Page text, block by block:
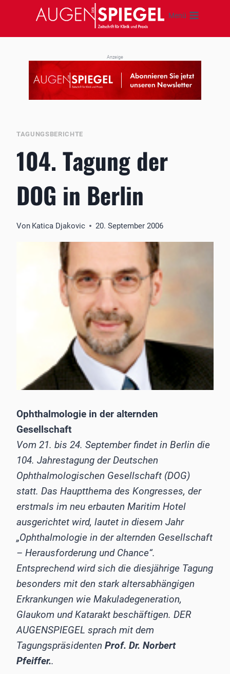
springen
Menü
Anzeige
TAGUNGSBERICHTE
104. Tagung der
DOG in Berlin
Von Katica Djakovic 20. September 2006
Ophthalmologie in der alternden
Gesellschaft
Vom 21. bis 24. September findet in Berlin die
104. Jahrestagung der Deutschen
Ophthalmologischen Gesellschaft (DOG)
statt. Das Hauptthema des Kongresses, der
erstmals im neu erbauten Maritim Hotel
ausgerichtet wird, lautet in diesem Jahr
„Ophthalmologie in der alternden Gesellschaft
– Herausforderung und Chance“.
Entsprechend wird sich die diesjährige Tagung
besonders mit den stark altersabhängigen
Erkrankungen wie Makuladegeneration,
Glaukom und Katarakt beschäftigen. DER
AUGENSPIEGEL sprach mit dem
Tagungspräsidenten Prof. Dr. Norbert
Pfeiffer..